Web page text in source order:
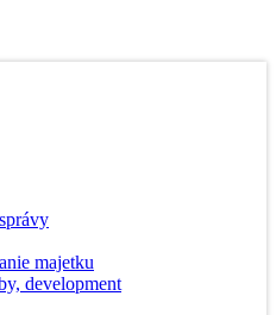
majetku
development